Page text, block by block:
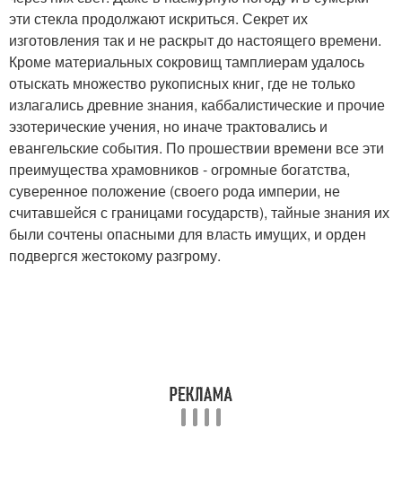
эти стекла продолжают искриться. Секрет их
изготовления так и не раскрыт до настоящего времени.
Кроме материальных сокровищ тамплиерам удалось
отыскать множество рукописных книг, где не только
излагались древние знания, каббалистические и прочие
эзотерические учения, но иначе трактовались и
евангельские события. По прошествии времени все эти
преимущества храмовников - огромные богатства,
суверенное положение (своего рода империи, не
считавшейся с границами государств), тайные знания их
были сочтены опасными для власть имущих, и орден
подвергся жестокому разгрому.